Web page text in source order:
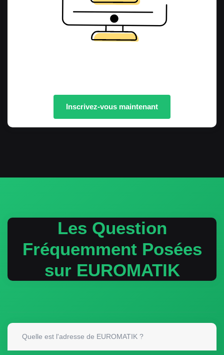
Inscrivez-vous maintenant
Les Question
Fréquemment Posées
sur EUROMATIK
Quelle est l'adresse de EUROMATIK ?